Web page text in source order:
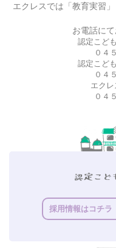
エクレスでは「教育実習
お電話にて
認定こど
０４
認定こど
０４
エク
０４
採用情報はコチラ